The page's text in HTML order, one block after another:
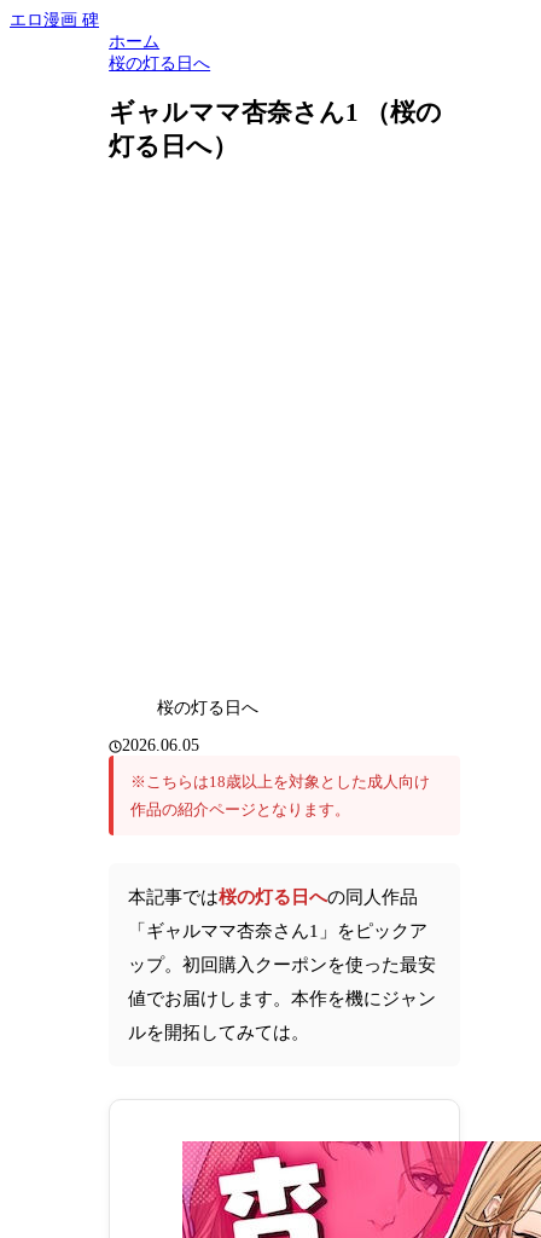
エロ漫画 碑
ホーム
桜の灯る日へ
ギャルママ杏奈さん1 （桜の
灯る日へ）
桜の灯る日へ
2026.06.05
※こちらは18歳以上を対象とした成人向け
作品の紹介ページとなります。
本記事では桜の灯る日への同人作品
「ギャルママ杏奈さん1」をピックア
ップ。初回購入クーポンを使った最安
値でお届けします。本作を機にジャン
ルを開拓してみては。